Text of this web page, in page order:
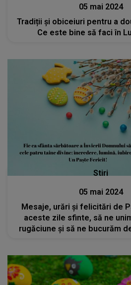
05 mai 2024
Tradiții și obiceiuri pentru a
Ce este bine să faci în
Stiri
05 mai 2024
Mesaje, urări și felicitări de
aceste zile sfinte, să ne unim sufletele în
rugăciune și să ne bucurăm